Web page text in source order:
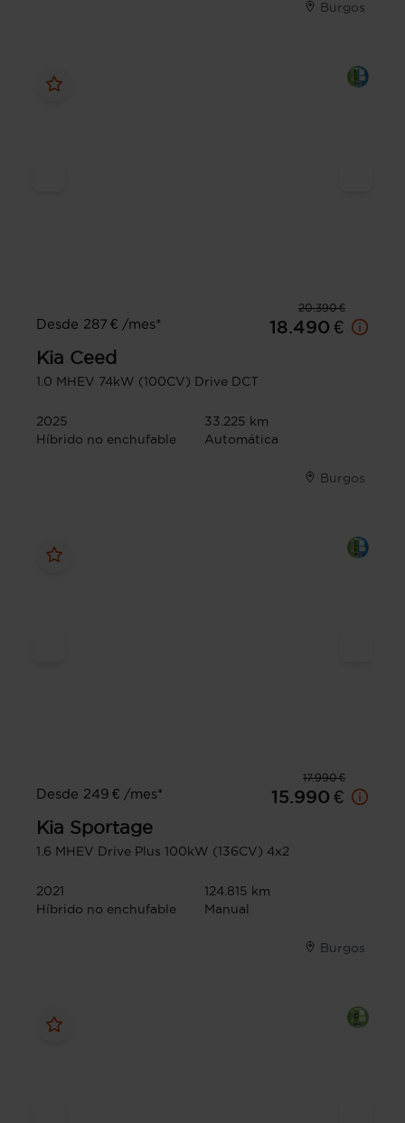
Burgos
20.390 €
Desde 287 € /mes*
18.490 €
Kia Ceed
1.0 MHEV 74kW (100CV) Drive DCT
2025
33.225 km
Híbrido no enchufable
Automática
Burgos
17.990 €
Desde 249 € /mes*
15.990 €
Kia Sportage
1.6 MHEV Drive Plus 100kW (136CV) 4x2
2021
124.815 km
Híbrido no enchufable
Manual
Burgos